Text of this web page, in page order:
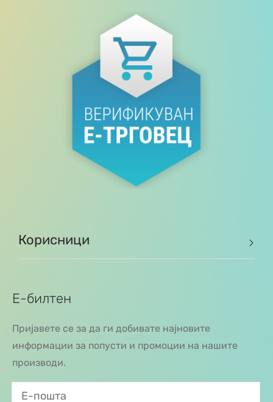
Корисници
Е-билтен
Пријавете се за да ги добивате најновите
информации за попусти и промоции на нашите
производи.